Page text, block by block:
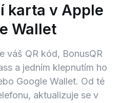
karta v Apple
Wallet
váš QR kód, BonusQR
a jedním klepnutím ho
Google Wallet. Od té
aktualizuje se v